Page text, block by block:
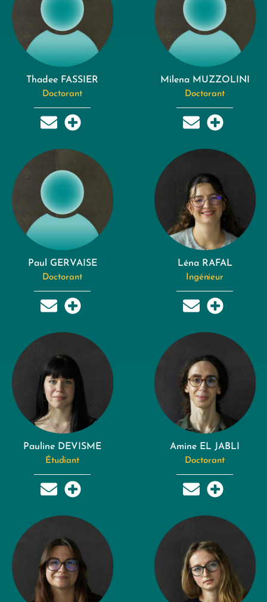
Thadee FASSIER
Doctorant
Milena MUZZOLINI
Doctorant
Paul GERVAISE
Doctorant
Léna RAFAL
Ingénieur
Pauline DEVISME
Étudiant
Amine EL JABLI
Doctorant